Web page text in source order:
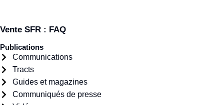
Vente SFR : FAQ
Publications
Communications
Tracts
Guides et magazines
Communiqués de presse